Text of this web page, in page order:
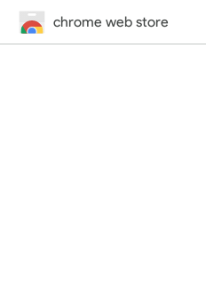
chrome web store